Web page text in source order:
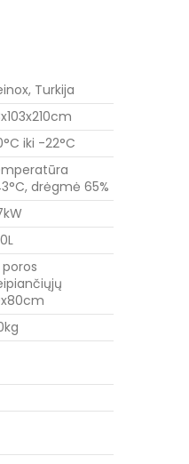
Turkija
iki -22°C
drėgmė 65%
poros